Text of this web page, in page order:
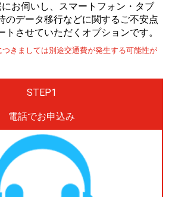
お伺いし、スマートフォン・タブ
のデータ移行などに関するご不安点
トさせていただくオプションです。
きましては別途交通費が発生する可能性が
STEP1
電話でお申込み